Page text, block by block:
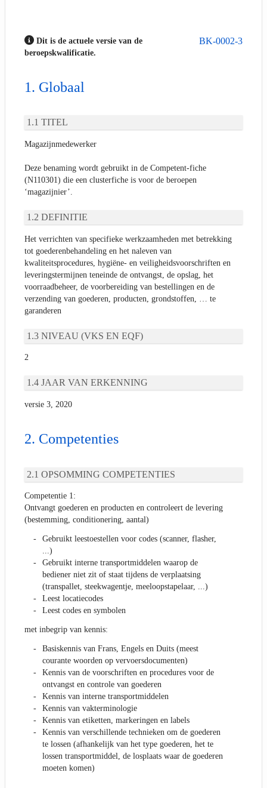
BK-0002-3
Dit is de actuele versie van de
beroepskwalificatie.
Globaal
TITEL
Magazijnmedewerker
Deze benaming wordt gebruikt in de Competent-fiche
(N110301) die een clusterfiche is voor de beroepen
‘magazijnier’.
DEFINITIE
Het verrichten van specifieke werkzaamheden met betrekking
tot goederenbehandeling en het naleven van
kwaliteitsprocedures, hygiëne- en veiligheidsvoorschriften en
leveringstermijnen teneinde de ontvangst, de opslag, het
voorraadbeheer, de voorbereiding van bestellingen en de
verzending van goederen, producten, grondstoffen, … te
garanderen
NIVEAU (VKS EN EQF)
2
JAAR VAN ERKENNING
versie 3, 2020
Competenties
OPSOMMING COMPETENTIES
Competentie 1:
Ontvangt goederen en producten en controleert de levering
(bestemming, conditionering, aantal)
Gebruikt leestoestellen voor codes (scanner, flasher,
...)
Gebruikt interne transportmiddelen waarop de
bediener niet zit of staat tijdens de verplaatsing
(transpallet, steekwagentje, meeloopstapelaar, ...)
Leest locatiecodes
Leest codes en symbolen
met inbegrip van kennis:
Basiskennis van Frans, Engels en Duits (meest
courante woorden op vervoersdocumenten)
Kennis van de voorschriften en procedures voor de
ontvangst en controle van goederen
Kennis van interne transportmiddelen
Kennis van vakterminologie
Kennis van etiketten, markeringen en labels
Kennis van verschillende technieken om de goederen
te lossen (afhankelijk van het type goederen, het te
lossen transportmiddel, de losplaats waar de goederen
moeten komen)